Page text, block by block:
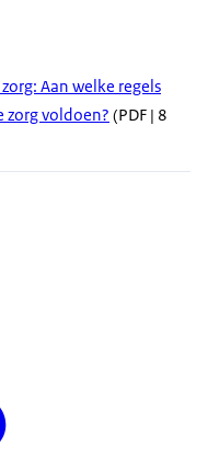
Aan welke regels
zorg voldoen? (PDF | 8